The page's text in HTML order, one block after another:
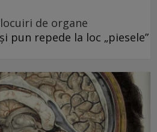
de organe
pun repede la loc „piesele”